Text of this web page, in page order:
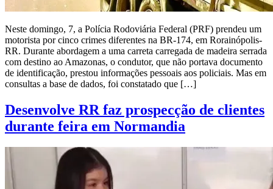
Neste domingo, 7, a Polícia Rodoviária Federal (PRF) prendeu um
motorista por cinco crimes diferentes na BR-174, em Rorainópolis-
RR. Durante abordagem a uma carreta carregada de madeira serrada
com destino ao Amazonas, o condutor, que não portava documento
de identificação, prestou informações pessoais aos policiais. Mas em
consultas a base de dados, foi constatado que […]
Desenvolve RR faz prospecção de clientes
durante feira em Normandia